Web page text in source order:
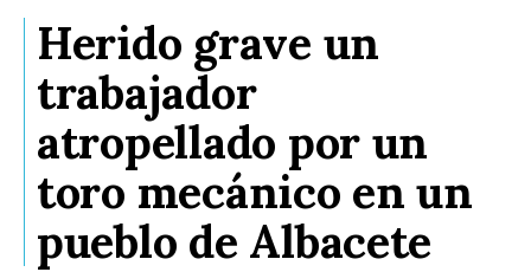
Herido grave un
trabajador
atropellado por un
toro mecánico en un
pueblo de Albacete